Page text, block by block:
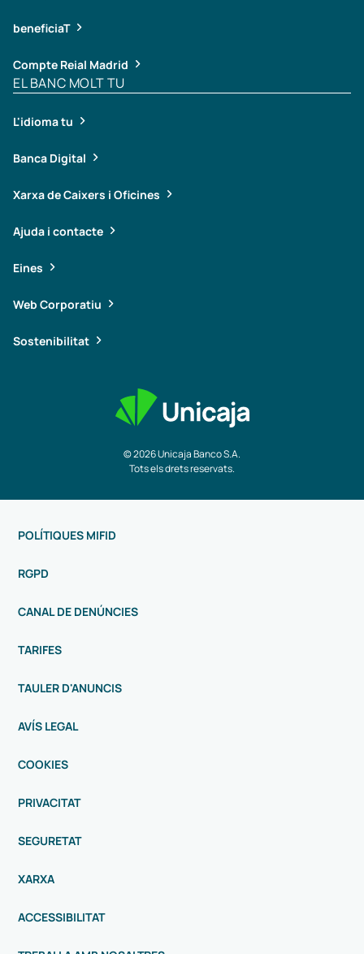
© 2026 Unicaja Banco S.A.
Tots els drets reservats.
beneficiaT
Compte Reial Madrid
EL BANC MOLT TU
L'idioma tu
Banca Digital
Xarxa de Caixers i Oficines
Ajuda i contacte
Eines
Web Corporatiu
Sostenibilitat
POLÍTIQUES MIFID
RGPD
CANAL DE DENÚNCIES
TARIFES
TAULER D'ANUNCIS
AVÍS LEGAL
COOKIES
PRIVACITAT
SEGURETAT
XARXA
ACCESSIBILITAT